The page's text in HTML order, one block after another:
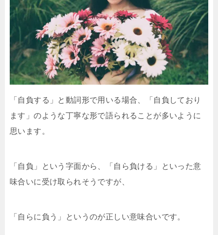
「自負する」と動詞形で用いる場合、「自負しており
ます」のような丁寧な形で語られることが多いように
思います。
「自負」という字面から、「自ら負ける」といった意
味合いに受け取られそうですが、
「自らに負う」というのが正しい意味合いです。